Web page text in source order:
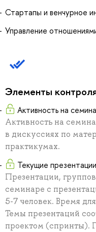
Стартапы и венчурное
Управление
Элементы
Активность на
Активность на
в дискуссиях по
практикумах.
Текущие презентации
Презентации,
семинаре с
5-7 человек. Время
Темы презентаций
проектом (спринты).